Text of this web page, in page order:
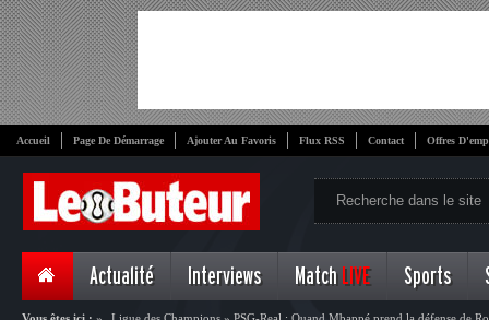
Accueil Page De Démarrage Ajouter Au Favoris Flux RSS Contact Offres
Actualité Interviews Match LIVE Sports